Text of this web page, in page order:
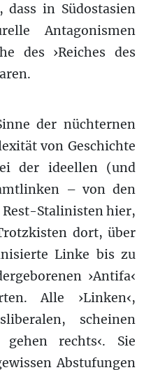
in Südostasien
Antagonismen
des ›Reiches des
der nüchternen
von Geschichte
der ideellen (und
– von den
Stalinisten hier,
dort, über
Linke bis zu
›Antifa‹
Alle ›Linken‹,
scheinen
rechts‹. Sie
Abstufungen